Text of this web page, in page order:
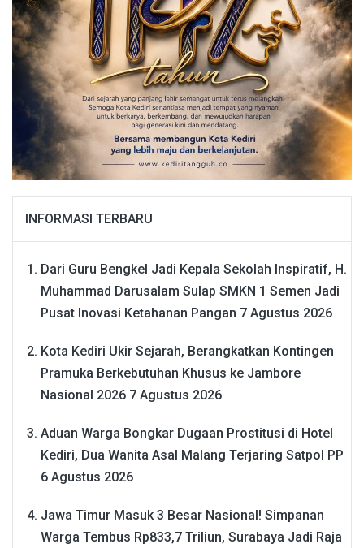
INFORMASI TERBARU
Dari Guru Bengkel Jadi Kepala Sekolah Inspiratif, H.
Muhammad Darusalam Sulap SMKN 1 Semen Jadi
Pusat Inovasi Ketahanan Pangan 7 Agustus 2026
Kota Kediri Ukir Sejarah, Berangkatkan Kontingen
Pramuka Berkebutuhan Khusus ke Jambore
Nasional 2026 7 Agustus 2026
Aduan Warga Bongkar Dugaan Prostitusi di Hotel
Kediri, Dua Wanita Asal Malang Terjaring Satpol PP
6 Agustus 2026
Jawa Timur Masuk 3 Besar Nasional! Simpanan
Warga Tembus Rp833,7 Triliun, Surabaya Jadi Raja